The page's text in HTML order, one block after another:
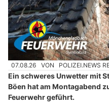
07.08.26 VON POLIZEI.NEWS
Ein schweres Unwetter mit
Böen hat am Montagabend
Feuerwehr geführt.